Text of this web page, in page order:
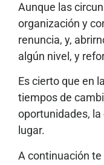
Aunque las
organización y
renuncia, y,
algún nivel, y
Es cierto que en
tiempos de
oportunidades,
lugar.
A continuación